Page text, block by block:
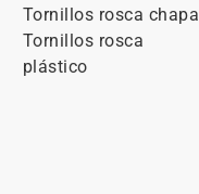
Tornillos rosca chapa
Tornillos rosca
plástico